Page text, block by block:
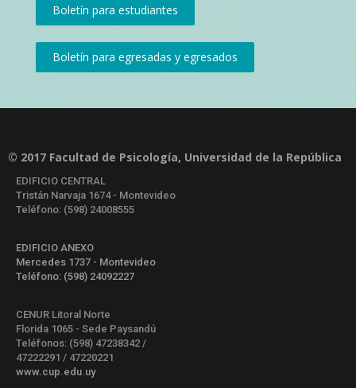
© 2017 Facultad de Psicología, Universidad de la República
EDIFICIO CENTRAL
Tristán Narvaja 1674 - Montevideo
Teléfono: (598) 24008555
EDIFICIO ANEXO
Mercedes 1737 - Montevideo
Teléfono: (598) 24092227
CENUR Litoral Norte
Florida 1065 - Sede Paysandú
Teléfonos: (598) 47238342 /
47222291 / 47220221
www.cup.edu.uy